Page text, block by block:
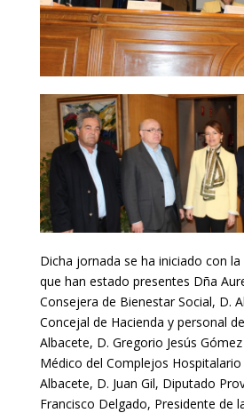
Dicha jornada se ha iniciado con
que han estado presentes Dña
Consejera de Bienestar Social, D.
Concejal de Hacienda y personal
Albacete, D. Gregorio Jesús
Médico del Complejos
Albacete, D. Juan Gil, Diputado
Francisco Delgado, Presidente de